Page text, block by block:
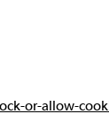
or-allow-